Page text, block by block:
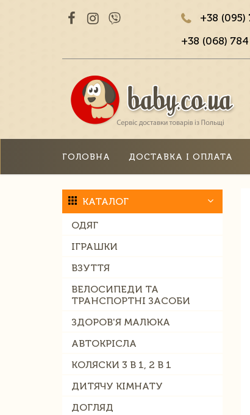
+38 (095)
+38 (068)
ГОЛОВНА ДОСТАВКА І ОПЛАТА
КАТАЛОГ
ОДЯГ
ІГРАШКИ
ВЗУТТЯ
ВЕЛОСИПЕДИ ТА
ТРАНСПОРТНІ ЗАСОБИ
ЗДОРОВ'Я МАЛЮКА
АВТОКРІСЛА
КОЛЯСКИ 3 В 1, 2 В 1
ДИТЯЧУ КІМНАТУ
ДОГЛЯД